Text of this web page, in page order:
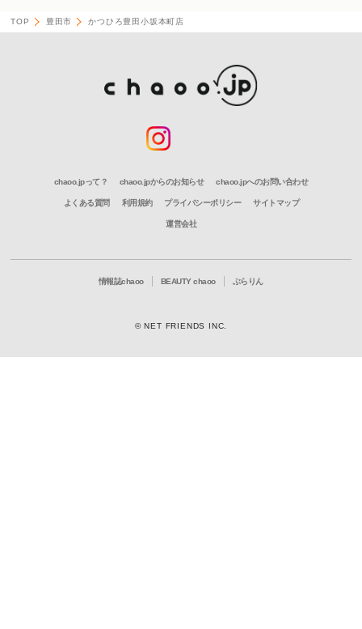
TOP 豊田市 かつひろ豊田小坂本町店
chaoo.jpって？ chaoo.jpからのお知らせ chaoo.jpへのお問い合わせ
よくある質問 利用規約 プライバシーポリシー サイトマップ
運営会社
情報誌chaoo BEAUTY chaoo ぶらりん
© NET FRIENDS INC.